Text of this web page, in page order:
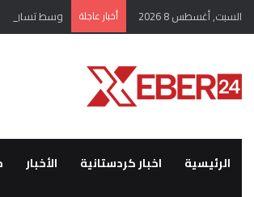
السبت, أغسطس 8 2026 أخبار عاجلة وسط تساؤلات
الرئيسية اخبار كردستانية الأخبار